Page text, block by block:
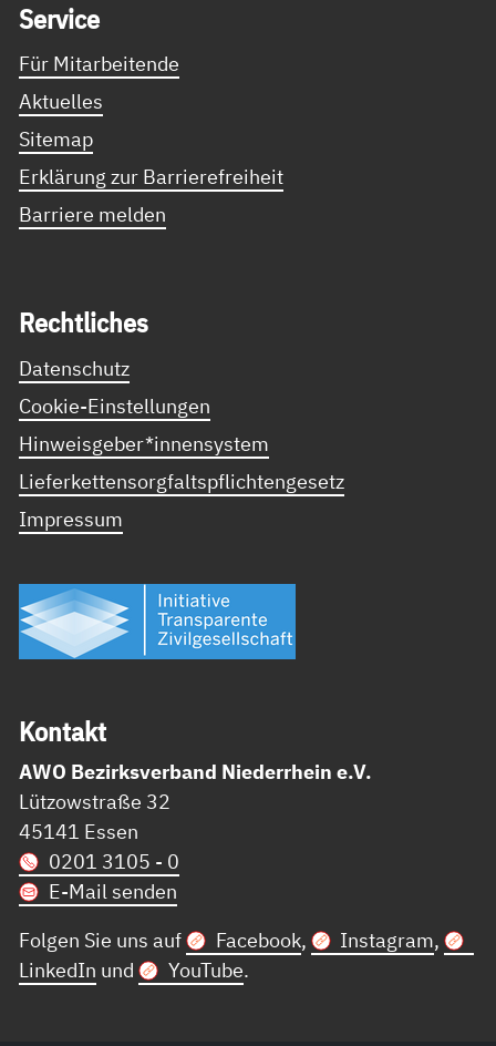
Ser­vice
Für Mitarbeitende
Aktuelles
Sitemap
Erklärung zur Barrierefreiheit
Barriere melden
Recht­li­ches
Datenschutz
Cookie-Einstellungen
Hinweisgeber*innensystem
Lieferkettensorgfaltspflichtengesetz
Impressum
Kon­takt
AWO Bezirksverband Niederrhein e.V.
Lützowstraße 32
45141 Essen
0201 3105 - 0
E-Mail senden
Folgen Sie uns auf
Facebook, Instagram,
LinkedIn und YouTube.